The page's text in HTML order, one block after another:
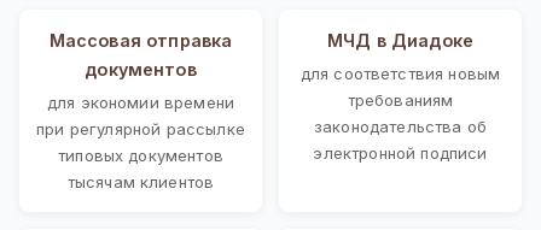
Массовая отправка
документов
для экономии времени
при регулярной рассылке
типовых документов
тысячам клиентов
МЧД в Диадоке
для соответствия новым
требованиям
законодательства об
электронной подписи